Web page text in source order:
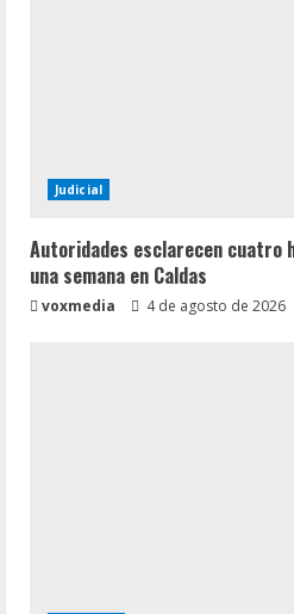
Judicial
Autoridades esclarecen cuatro
una semana en Caldas
voxmedia 4 de agosto de 2026